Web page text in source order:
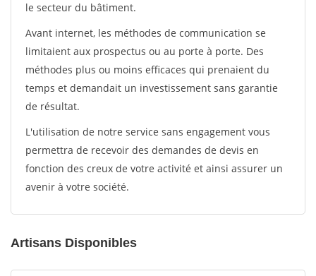
le secteur du bâtiment.
Avant internet, les méthodes de communication se
limitaient aux prospectus ou au porte à porte. Des
méthodes plus ou moins efficaces qui prenaient du
temps et demandait un investissement sans garantie
de résultat.
L'utilisation de notre service sans engagement vous
permettra de recevoir des demandes de devis en
fonction des creux de votre activité et ainsi assurer un
avenir à votre société.
Artisans Disponibles